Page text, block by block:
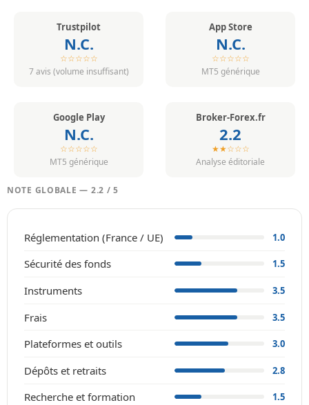
Trustpilot
N.C.
☆☆☆☆☆
7 avis (volume insuffisant)
App Store
N.C.
☆☆☆☆☆
MT5 générique
Google Play
N.C.
☆☆☆☆☆
MT5 générique
Broker-Forex.fr
2.2
★★☆☆☆
Analyse éditoriale
NOTE GLOBALE — 2.2 / 5
Réglementation (France / UE) 1.0
Sécurité des fonds 1.5
Instruments 3.5
Frais 3.5
Plateformes et outils 3.0
Dépôts et retraits 2.8
Recherche et formation 1.5